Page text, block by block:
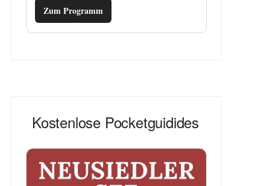
Zum Programm
Kostenlose Pocketguidides